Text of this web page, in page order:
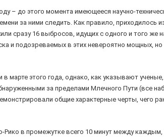
– до этого момента имеющееся научно-
за ними следить. Как правило, приходилось
сразу 16 выбросов, идущих с одного и того же
и подозреваемых в этих невероятно мощных,
этого года, однако, как указывают
за пределами Млечного Пути (все
общие характерные черты, чего
в промежутке всего 10 минут между